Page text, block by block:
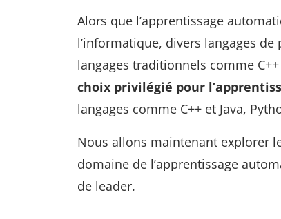
Alors que l’apprentissage
l’informatique, divers langages
langages traditionnels comme
choix privilégié pour
langages comme C++ et Java,
Nous allons maintenant explorer
domaine de l’apprentissage
de leader.